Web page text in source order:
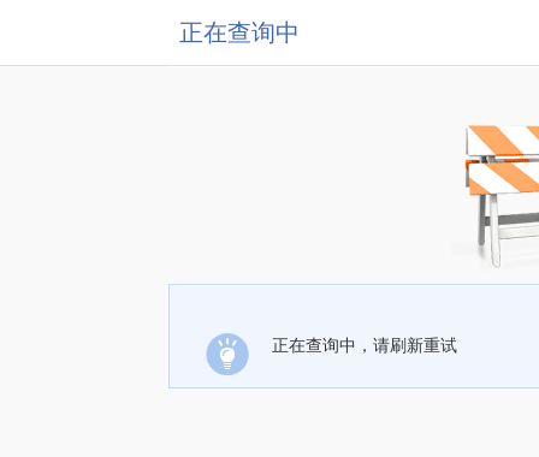
正在查询中
正在查询中，请刷新重试